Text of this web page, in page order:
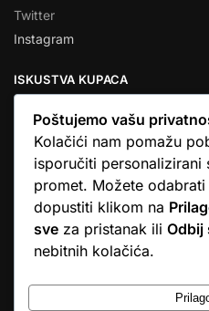
Twitter
Instagram
ISKUSTVA KUPACA
★★★★★
… Ono što me se dojmilo je
dobijem što sam naručio. U
zove, samo otkažu narudžbu. …
Stjepan D.M.
© Argus elektronika d.o.o.
Poštujemo vašu
Kolačići nam pomažu
isporučiti personalizirani
promet. Možete
dopustiti klikom na
sve za pristanak ili Odbij
nebitnih kolačića.